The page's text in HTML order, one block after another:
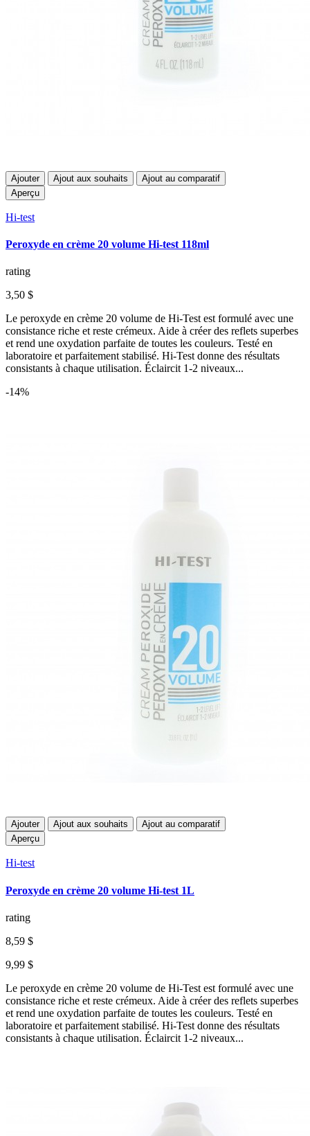
Ajouter Ajout aux souhaits
Ajout au comparatif
Aperçu
Hi-test
Peroxyde en crème 20 volume Hi-test 118ml
rating
3,50 $
Le peroxyde en crème 20 volume de Hi-Test est formulé avec une
consistance riche et reste crémeux. Aide à créer des reflets superbes
et rend une oxydation parfaite de toutes les couleurs. Testé en
laboratoire et parfaitement stabilisé. Hi-Test donne des résultats
consistants à chaque utilisation. Éclaircit 1-2 niveaux...
-14%
Ajouter Ajout aux souhaits
Ajout au comparatif
Aperçu
Hi-test
Peroxyde en crème 20 volume Hi-test 1L
rating
8,59 $
9,99 $
Le peroxyde en crème 20 volume de Hi-Test est formulé avec une
consistance riche et reste crémeux. Aide à créer des reflets superbes
et rend une oxydation parfaite de toutes les couleurs. Testé en
laboratoire et parfaitement stabilisé. Hi-Test donne des résultats
consistants à chaque utilisation. Éclaircit 1-2 niveaux...